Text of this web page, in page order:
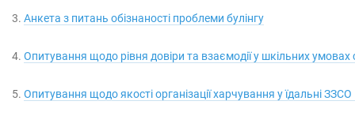
3. Анкета з питань обізнаності проблеми булінгу
4. Опитування щодо рівня довіри та взаємодії у шкільних умовах
5. Опитування щодо якості організації харчування у їдальні